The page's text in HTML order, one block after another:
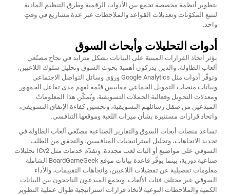
بتطوير أنظمة مخصصة تجمع بين الأدوات الرقمية وطرق التنظيم المادية
لتتبع المكوّنات وتعديلات القواعد والملاحظات عبر عدة مشاريع في وقتٍ
واحد.
أدوات التحليلات وأبحاث السوق
يؤثر اتخاذ القرارات المبنية على البيانات بشكل متزايد في نجاح مصنّعي
ألعاب الطاولة، والذين يدركون أهمية بحوث السوق وتحليل سلوك اللاعبين.
وتوفّر أدوات مثل Google Analytics ورؤى وسائل التواصل الاجتماعي
وبيانات منصات التمويل الجماعي مقاييس قيّمة لفهم مدى تفاعل الجمهور
ومعدلات التحويل وفعالية الحملات التسويقية. ويُمكّن هذا المعلوماتُ
المبدعينَ من صقل رسائلهم التسويقية، وتحسين كفاءة الإنفاق التسويقي،
واتخاذ قرارات مستنيرة بشأن ميزات اللعبة وموقعها التنافسي.
تساعد منصات أبحاث السوق والتقارير الصناعية مصنّعي ألعاب الطاولة في
تحديد الاتجاهات، وتحليل استراتيجيات المنافسين، والتحقق من الطلب
السوقي على مواضيع أو آليات لعب محددة. وتقدّم خدمات مثل ICv2 تحليلات
صناعية دورية، بينما يوفّر قاعدة بيانات موقع BoardGameGeek الشاملة
معلومات تفصيلية عن تفضيلات اللاعبين، واتجاهات التقييمات، والأداء
السوقي عبر مختلف فئات الألعاب. ويجمع المبدعون الناجحون بين البيانات
الكمية والملاحظات النوعية لاتخاذ قرارات استراتيجية طوال عملية التطوير